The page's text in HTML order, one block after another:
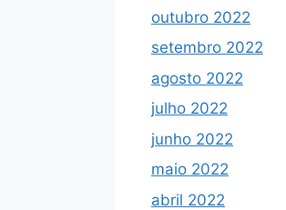
outubro 2022
setembro 2022
agosto 2022
julho 2022
junho 2022
maio 2022
abril 2022